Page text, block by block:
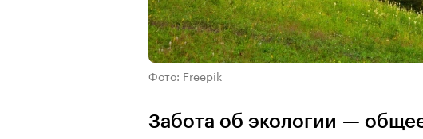
Фото: Freepik
Забота об экологии —